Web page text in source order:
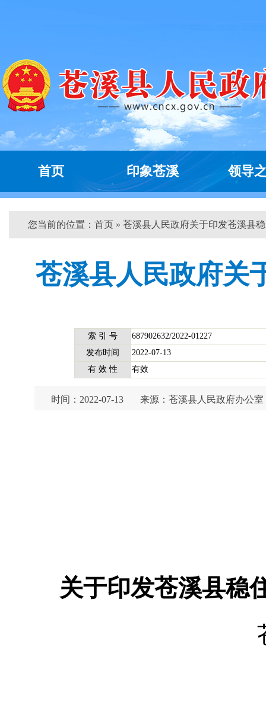
首页 印象苍溪 领导
您当前的位置： 首页 » 苍溪县人民政府关于印发苍溪县
苍溪县人民政府关
索 引 号
687902632/2022-01227
发布时间
2022-07-13
有 效 性
有效
时间：2022-07-13 来源：苍溪县人民政府办公室
关于印发苍溪县稳